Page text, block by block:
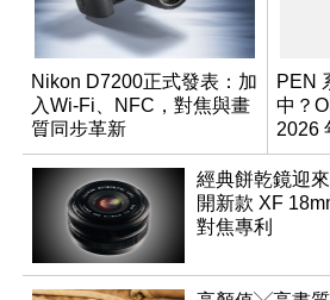
Nikon D7200正式發表：加
入Wi-Fi、NFC，對焦與畫
質同步革新
PEN
中？
2026
像藍
經典餅乾鏡迎
開新款 XF
對焦專利